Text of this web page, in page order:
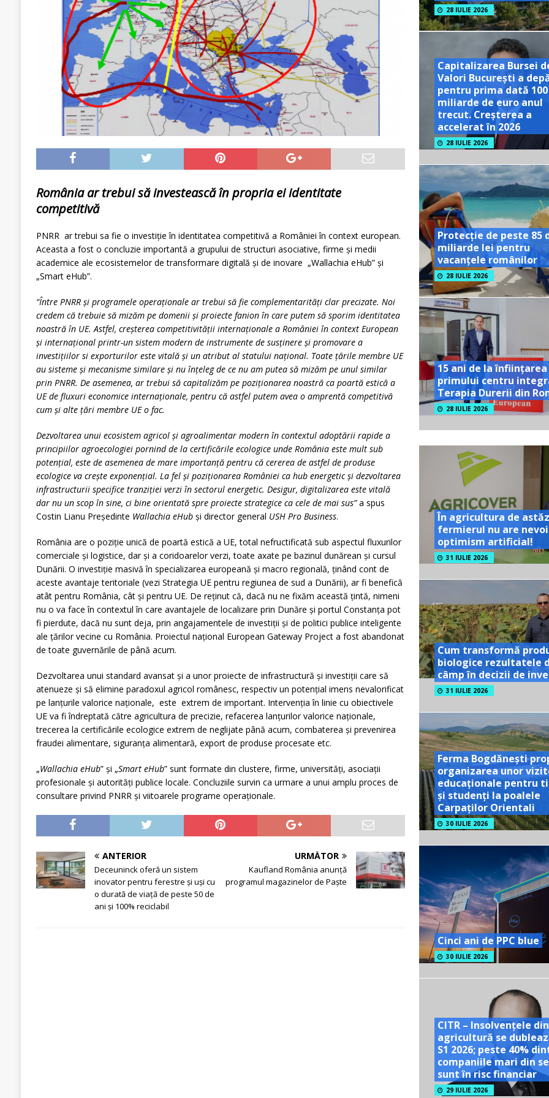
România ar trebui să investească în propria ei identitate
competitivă
PNRR ar trebui sa fie o investiție în identitatea competitivă a României în context european.
Aceasta a fost o concluzie importantă a grupului de structuri asociative, firme și medii
academice ale ecosistemelor de transformare digitală și de inovare „Wallachia eHub” și
„Smart eHub”.
“Între PNRR și programele operaționale ar trebui să fie complementarități clar precizate. Noi
credem că trebuie să mizăm pe domenii și proiecte fanion în care putem să sporim identitatea
noastră în UE. Astfel, creșterea competitivității internaționale a României în context European
și internațional printr-un sistem modern de instrumente de susținere și promovare a
investițiilor si exporturiloreste vitală și un atribut al statului național. Toate țările membre UE
au sisteme și mecanisme similare și nu înțeleg de ce nu am putea să mizăm pe unul similar
prin PNRR. De asemenea, ar trebui să capitalizăm pe poziționarea noastră ca poartă estică a
UE de fluxuri economice internaționale, pentru că astfel putem avea o amprentă competitivă
cum și alte țări membre UE o fac.
Dezvoltarea unui ecosistem agricol și agroalimentar modern în contextul adoptării rapide a
principiilor agroecologiei pornind de la certificările ecologice unde România este mult sub
potențial, este de asemenea de mare importanță pentru că cererea de astfel de produse
ecologice va crește exponențial. La fel și poziționarea României ca hub energetic și dezvoltarea
infrastructurii specifice tranziției verzi în sectorul energetic. Desigur, digitalizarea este vitală
dar nu un scop în sine, ci bine orientată spre proiecte strategice ca cele de mai sus”a spus
Costin Lianu Președinte Wallachia eHubși director general USH Pro Business.
România are o poziție unică de poartă estică a UE, total nefructificată sub aspectul fluxurilor
comerciale și logistice, dar și a coridoarelor verzi, toate axate pe bazinul dunărean și cursul
Dunării. O investiție masivă în specializarea europeană și macro regională, ținând cont de
aceste avantaje teritoriale (vezi Strategia UE pentru regiunea de sud a Dunării), ar fi benefică
atât pentru România, cât și pentru UE. De reținut că, dacă nu ne fixăm această țintă, nimeni
nu o va face în contextul în care avantajele de localizare prin Dunăre și portul Constanța pot
fi pierdute, dacă nu sunt deja, prin angajamentele de investiții și de politici publice inteligente
ale țărilor vecine cu România. Proiectul național European Gateway Project a fost abandonat
de toate guvernările de până acum.
Dezvoltarea unui standard avansat și a unor proiecte de infrastructură și investiții care să
atenueze și să elimine paradoxul agricol românesc, respectiv un potențial imens nevalorificat
pe lanțurile valorice naționale, este extrem de important. Intervenția în linie cu obiectivele
UE va fi îndreptată către agricultura de precizie, refacerea lanțurilor valorice naționale,
trecerea la certificările ecologice extrem de neglijate până acum, combaterea și prevenirea
fraudei alimentare, siguranța alimentară, export de produse procesate etc.
„Wallachia eHub” și „Smart eHub” sunt formate din clustere, firme, universități, asociații
profesionale și autorități publice locale. Concluziile survin ca urmare a unui amplu proces de
consultare privind PNRR și viitoarele programe operaționale.
ANTERIOR
Deceuninck oferă un sistem
inovator pentru ferestre și uși cu
o durată de viață de peste 50 de
ani și 100% reciclabil
URMĂTOR
Kaufland România anunță
programul magazinelor de Paște
28 IULIE 2026
Capitalizarea Bursei
Valori București a
pentru prima dată
miliarde de euro anul
trecut. Creșterea a
accelerat în 2026
28 IULIE 2026
Protecție de peste 85
miliarde lei pentru
vacanțele românilor
28 IULIE 2026
15 ani de la înființarea
primului centru
Terapia Durerii din
28 IULIE 2026
În agricultura de
fermierul nu are
optimism artificial!
31 IULIE 2026
Cum transformă
biologice rezultatele
câmp în decizii de
31 IULIE 2026
Ferma Bogdănești
organizarea unor
educaționale pentru
și studenți la poalele
Carpaților Orientali
30 IULIE 2026
Cinci ani de PPC blue
30 IULIE 2026
CITR – Insolvențele din
agricultură se
S1 2026; peste 40%
companiile mari din
sunt în risc financiar
29 IULIE 2026